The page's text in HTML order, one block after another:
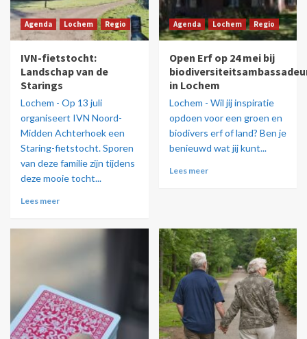
Agenda Lochem Regio
IVN-fietstocht:
Landschap van de
Starings
Lochem - Op 13 juli
organiseert IVN Noord-
Midden Achterhoek een
Staring-fietstocht. Sporen
van deze familie zijn tijdens
deze mooie tocht...
Lees meer
Agenda Lochem Regio
Open Erf op 24 mei bij
in Lochem
Lochem - Wil jij inspiratie
opdoen voor een groen en
biodivers erf of land? Ben je
benieuwd wat jij kunt...
Lees meer